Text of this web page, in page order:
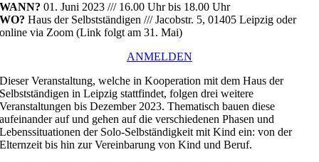
WANN?01. Juni 2023 /// 16.00 Uhr bis 18.00 Uhr
WO? Haus der Selbstständigen /// Jacobstr. 5, 01405 Leipzig oder
online via Zoom (Link folgt am 31. Mai)
ANMELDEN
Dieser Veranstaltung, welche in Kooperation mit dem Haus der
Selbstständigen in Leipzig stattfindet, folgen drei weitere
Veranstaltungen bis Dezember 2023. Thematisch bauen diese
aufeinander auf und gehen auf die verschiedenen Phasen und
Lebenssituationen der Solo-Selbständigkeit mit Kind ein: von der
Elternzeit bis hin zur Vereinbarung von Kind und Beruf.